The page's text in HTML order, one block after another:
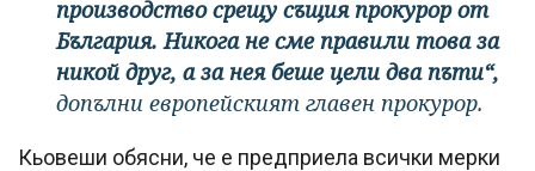
производство срещу същия прокурор от
България. Никога не сме правили това за
никой друг, а за нея беше цели два пъти“,
допълни европейският главен прокурор.
Кьовеши обясни, че е предприела всички мерки